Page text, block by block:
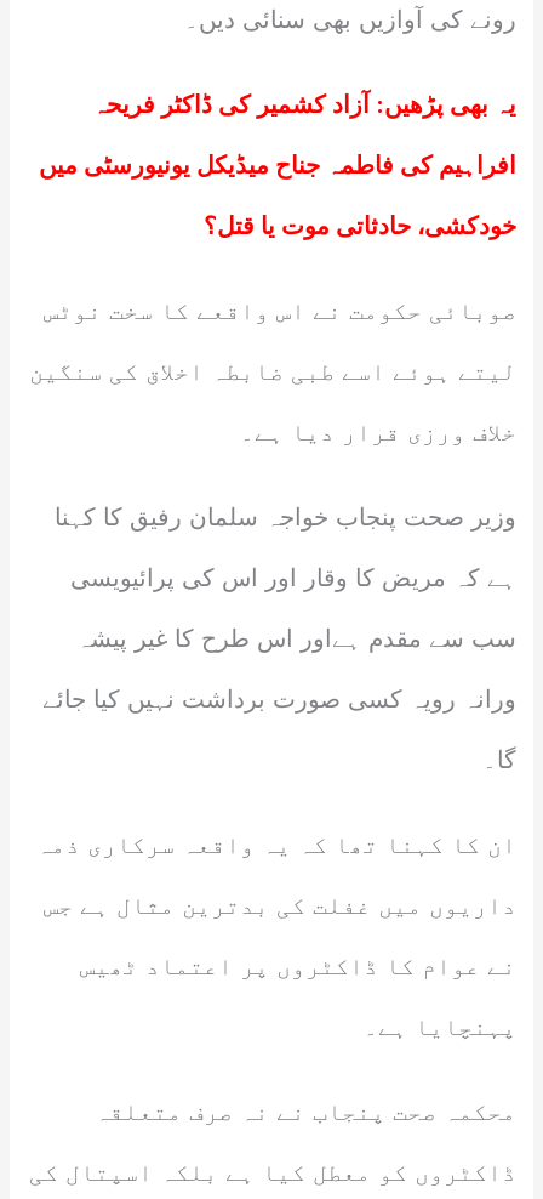
رونے کی آوازیں بھی سنائی دیں۔
یہ بھی پڑھیں: آزاد کشمیر کی ڈاکٹر فریحہ
افراہیم کی فاطمہ جناح میڈیکل یونیورسٹی میں
خودکشی، حادثاتی موت یا قتل؟
صوبائی حکومت نے اس واقعے کا سخت نوٹس
لیتے ہوئے اسے طبی ضابطہ اخلاق کی سنگین
خلاف ورزی قرار دیا ہے۔
وزیر صحت پنجاب خواجہ سلمان رفیق کا کہنا
ہے کہ مریض کا وقار اور اس کی پرائیویسی
سب سے مقدم ہےاور اس طرح کا غیر پیشہ
ورانہ رویہ کسی صورت برداشت نہیں کیا جائے
گا۔
ان کا کہنا تھا کہ یہ واقعہ سرکاری ذمہ
داریوں میں غفلت کی بدترین مثال ہے جس
نے عوام کا ڈاکٹروں پر اعتماد ٹھیس
پہنچایا ہے۔
محکمہ صحت پنجاب نے نہ صرف متعلقہ
ڈاکٹروں کو معطل کیا ہے بلکہ اسپتال کی